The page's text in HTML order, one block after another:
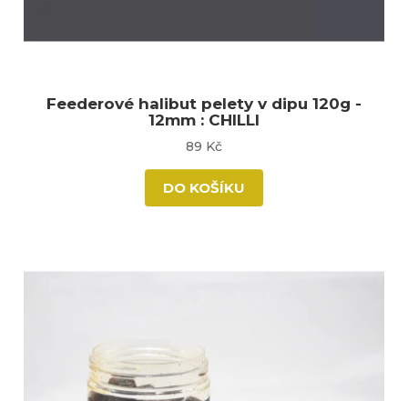
Feederové halibut pelety v dipu 120g -
12mm : CHILLI
89 Kč
DO KOŠÍKU